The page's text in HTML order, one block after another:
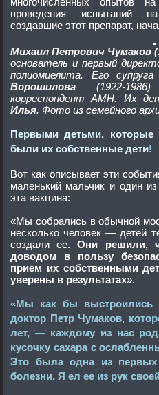
проведения испытаний
создавшие этот препарат,
Михаил Петрович Чумаков
основатель и первый директор Института по изучению
полиомиелита. Его супруга
Ворошилова (1922-
корреспондент АМН.
Илья. Фото из семейного
Первыми детьми, которые получили новую вакцину,
были их собственные дети!
Вот как описывает эти
маленький мальчик и один из тех, на ком была испытана
эта вакцина:
«Мы собрались в обычной московской квартире. Нас было
несколько человек — детей тех
создали ее. Они решили,
доводом в пользу безопасности вакцины будет ее
прием их собственными
уверены в результатах».
«Мы как бы выстроились
доктор Петр Чумаков, которому в то время было семь
лет, — каждому из нас родители
кусочку сахара с
Это была одна из первых вакцин против страшной